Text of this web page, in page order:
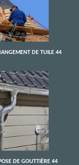
DE TUILE 44
DE GOUTTIÈRE 44